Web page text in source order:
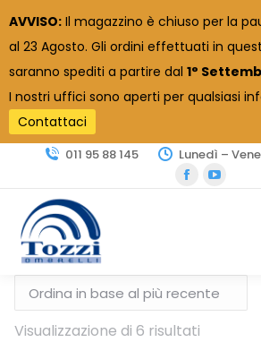
AVVISO: Il magazzino è chiuso per la
al 23 Agosto. Gli ordini effettuati in
saranno spediti a partire dal 1°
I nostri uffici sono aperti per qualsiasi
Contattaci
011 95 88 145 Lunedì –
Facebook
window
Visualizzazione di 6 risultati